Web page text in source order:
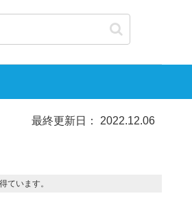
最終更新日： 2022.12.06
ています。